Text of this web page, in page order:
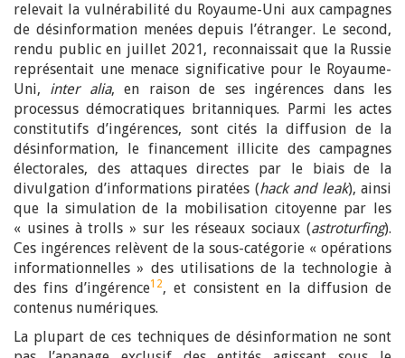
relevait la vulnérabilité du Royaume-Uni aux campagnes
de désinformation menées depuis l’étranger. Le second,
rendu public en juillet 2021, reconnaissait que la Russie
représentait une menace significative pour le Royaume-
Uni, inter alia, en raison de ses ingérences dans les
processus démocratiques britanniques. Parmi les actes
constitutifs d’ingérences, sont cités la diffusion de la
désinformation, le financement illicite des campagnes
électorales, des attaques directes par le biais de la
divulgation d’informations piratées (hack and leak), ainsi
que la simulation de la mobilisation citoyenne par les
« usines à trolls » sur les réseaux sociaux (astroturfing).
Ces ingérences relèvent de la sous-catégorie « opérations
informationnelles » des utilisations de la technologie à
des fins d’ingérence12, et consistent en la diffusion de
contenus numériques.
La plupart de ces techniques de désinformation ne sont